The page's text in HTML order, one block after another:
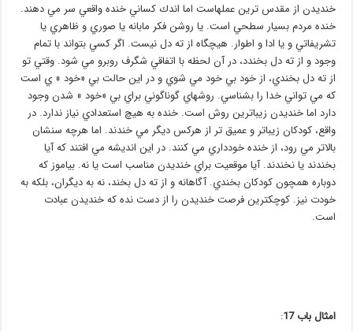
خنديدن از مقدس ترين عملهاست اما اندك كساني خنده واقعي سر مي دهند.
خنده مردم بسيار سطحي است. يا روشن فكر مابانه يا صوري و ظاهري يا
تشريفاتي و يا ادا و اطوار. هيچگاه از ته دل نيست. اگر كسي بتواند با تمام
وجود و از ته دل بخندد، در آن لحظه با اتفاقي شگرف روبرو مي شود. وقتي تو
از ته دل بخندي، از خود بي خود مي شوي و در اين حالت بي «‌خود » ي است
كه مي تواني خدا را بشناسي. روشهاي گوناگوني براي بي «‌خود »‌ شدن وجود
دارد اما خنديدن زيباترين روش است. خنده به هيچ استعدادي نياز ندارد. در
واقع، كودكان زيباتر و عميق تر از هركس ديگر مي خندند. اما هرچه سنشان
بالاتر مي رود، از خنده خودداري مي كنند. در اين انديشه مي افتند كه آيا
بخندند يا نخندند. آيا موقعيت براي خنديدن مناسب است يا نه. بياموز كه
دوباره همچون كودكان بخندي. آگاهانه و از ته دل بخند، نه به ديگران، بلكه به
خودت نيز. كوچكترين فرصت خنديدن را از دست نده كه خنديدن عبادت
است.
امثا‌ل باب 17
: